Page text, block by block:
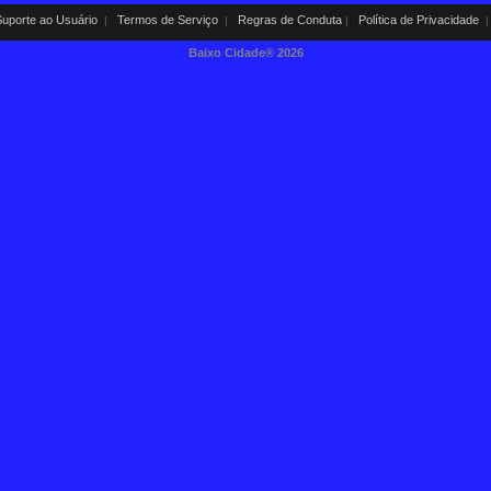
ao Usuário | Termos de Serviço | Regras de Conduta | Política de Privacidade |
Baixo Cidade® 2026